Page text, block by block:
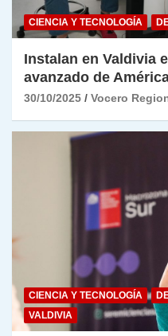
CIENCIA Y TECNOLOGÍA
Instalan en Valdivia
avanzado de
30/10/2025 Vocero
CIENCIA Y TECNOLOGÍA
VALDIVIA